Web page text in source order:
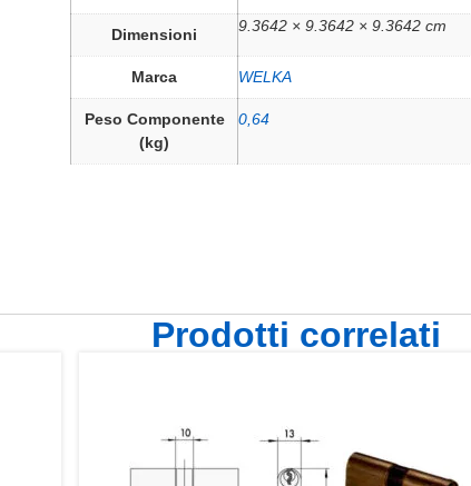
Dimensioni 9.3642 × 9.3642 × 9.3642 cm
Marca WELKA
Peso Componente
(kg)
0,64
Prodotti correlati